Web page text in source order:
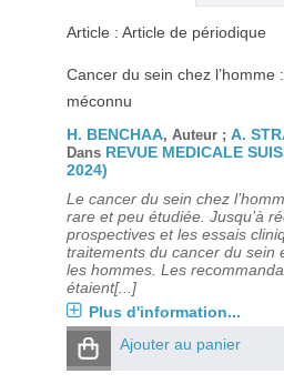
Article : Article de périodique
Cancer du sein chez l’homme
méconnu
H. BENCHAA, Auteur ; A.
Dans REVUE MEDICALE
2024)
Le cancer du sein chez
rare et peu étudiée. Jusqu’à
prospectives et les essais
traitements du cancer du sein
les hommes. Les
étaient[...]
Plus d'information...
Ajouter au panier